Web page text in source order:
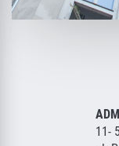
11-